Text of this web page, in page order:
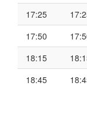
17:25
17:50
18:15
18:45